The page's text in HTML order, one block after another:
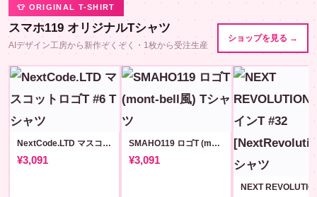
👕 ORIGINAL T-SHIRT
スマホ119 オリジナルTシャツ
AIデザイン工房から新作ぞくぞく・1枚から受注生産
ショップを見る →
NextCode.LTD マスコットロゴT #6
¥3,091
SMAHO119 ロゴT (mont-bell風)
¥3,091